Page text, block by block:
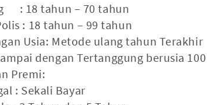
: 18 tahun – 70 tahun
: 18 tahun – 99 tahun
Usia: Metode ulang tahun Terakhir
dengan Tertanggung berusia
Premi:
: Sekali Bayar